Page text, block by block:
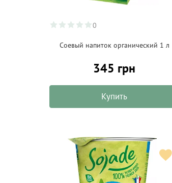
0
Соевый напиток органический 1 л
345 грн
Купить